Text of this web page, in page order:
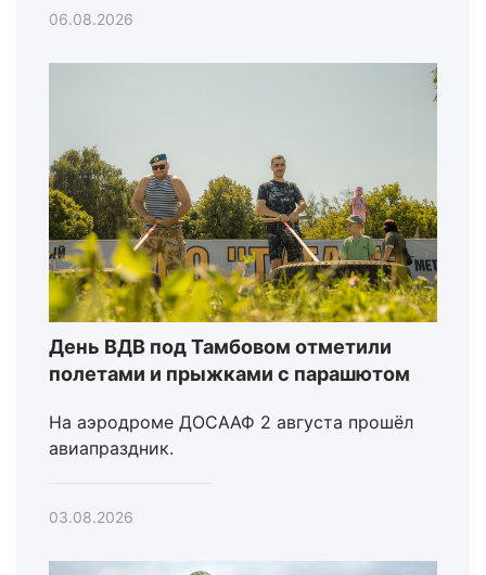
06.08.2026
День ВДВ под Тамбовом отметили
полетами и прыжками с парашютом
На аэродроме ДОСААФ 2 августа прошёл
авиапраздник.
03.08.2026